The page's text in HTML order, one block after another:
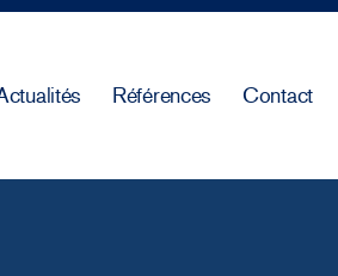
Références Contact